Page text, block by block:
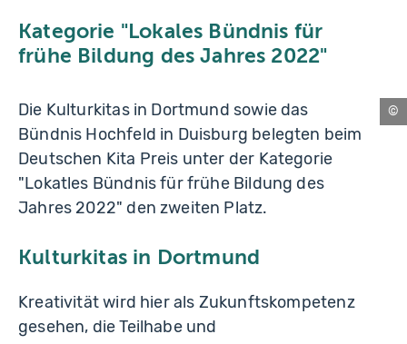
Kategorie "Lokales Bündnis für
frühe Bildung des Jahres 2022"
Die Kulturkitas in Dortmund sowie das
Bündnis Hochfeld in Duisburg belegten beim
Deutschen Kita Preis unter der Kategorie
"Lokatles Bündnis für frühe Bildung des
Jahres 2022" den zweiten Platz.
Kulturkitas in Dortmund
Kreativität wird hier als Zukunftskompetenz
gesehen, die Teilhabe und